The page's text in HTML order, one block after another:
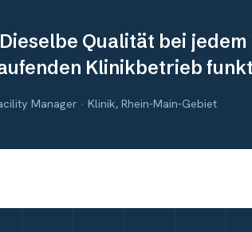
Qualität bei
Klinikbetrieb
Manager · Klinik, Rhein-Main-Gebiet